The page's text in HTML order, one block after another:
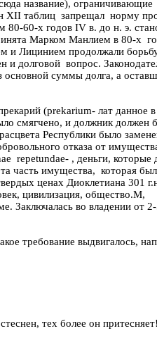
название), ограничивающие
XII таблиц запрещал норму
80-60-х годов IV в. до н. э.
Марком Манлием в 80-х
и Лицинием продолжали
и долговой вопрос.
основной суммы долга, а
(prekarium- лат данное
смягчено, и должник должен
Республики было
отказа от
repetundae- , деньги,
часть имущества, которая
ценах Диоклетиана 301 г
, цивилизация, общество.М,
Заключалась во владении от
требование выдвигалось,
тех более он